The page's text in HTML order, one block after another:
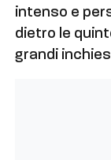
intenso e
dietro le
grandi